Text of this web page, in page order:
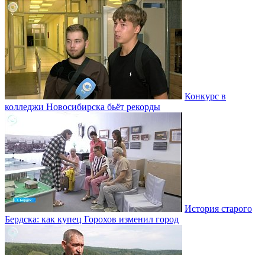
Конкурс в
колледжи Новосибирска бьёт рекорды
История старого
Бердска: как купец Горохов изменил город